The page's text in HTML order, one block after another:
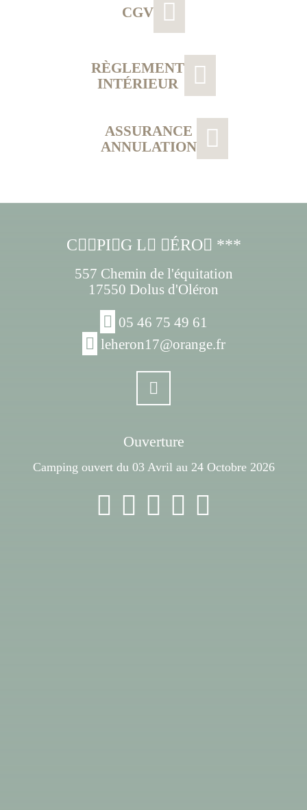
CGV
RÈGLEMENT
INTÉRIEUR
ASSURANCE
ANNULATION
CPIG L ÉRO ***
557 Chemin de l'équitation
17550 Dolus d'Oléron
05 46 75 49 61
leheron17@orange.fr
Ouverture
Camping ouvert du 03 Avril au 24 Octobre 2026